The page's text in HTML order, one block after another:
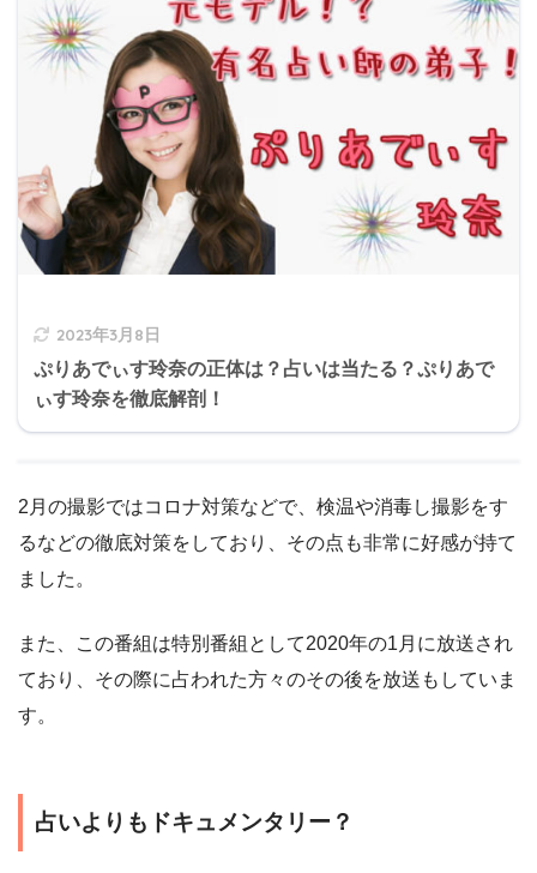
2023年3月8日
ぷりあでぃす玲奈の正体は？占いは当たる？ぷりあで
ぃす玲奈を徹底解剖！
2月の撮影ではコロナ対策などで、検温や消毒し撮影をす
るなどの徹底対策をしており、その点も非常に好感が持て
ました。
また、この番組は特別番組として2020年の1月に放送され
ており、その際に占われた方々のその後を放送もしていま
す。
占いよりもドキュメンタリー？